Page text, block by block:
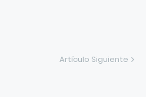
Artículo Siguiente